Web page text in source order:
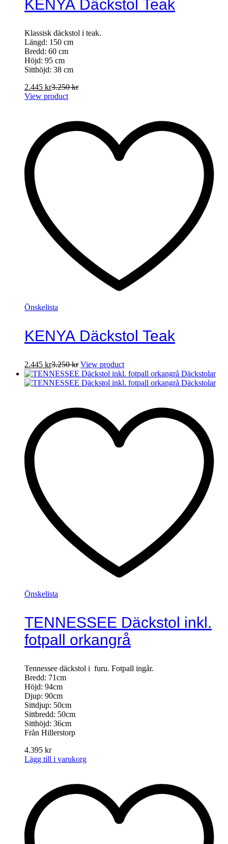
KENYA Däckstol Teak
Klassisk däckstol i teak.
Längd: 150 cm
Bredd: 60 cm
Höjd: 95 cm
Sitthöjd: 38 cm
2.445 kr3.250kr
View product
Önskelista
KENYA Däckstol Teak
2.445 kr3.250kr View product
Önskelista
TENNESSEE Däckstol inkl.
fotpall orkangrå
Tennessee däckstol i furu. Fotpall ingår.
Bredd: 71cm
Höjd: 94cm
Djup: 90cm
Sittdjup: 50cm
Sittbredd: 50cm
Sitthöjd: 36cm
Från Hillerstorp
4.395 kr
Lägg till i varukorg